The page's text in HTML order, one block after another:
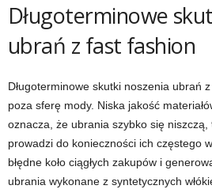
Długoterminowe
ubrań z fast fashion
Długoterminowe skutki noszenia ubrań z
poza sferę mody. Niska jakość
oznacza, że ubrania szybko się niszczą,
prowadzi do konieczności ich częstego
błędne koło ciągłych zakupów i
ubrania wykonane z syntetycznych